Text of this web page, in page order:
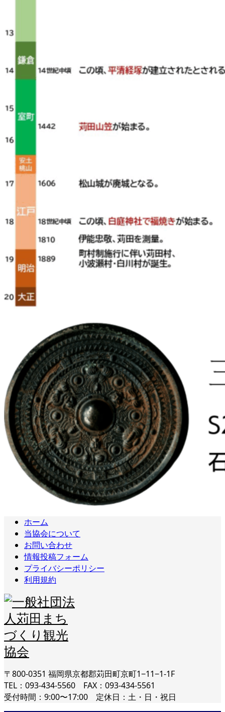
ホーム
当協会について
お問い合わせ
情報投稿フォーム
プライバシーポリシー
利用規約
〒800-0351 福岡県京都郡苅田町京町1−11−1-1F
TEL：093-434-5560 FAX：093-434-5561
受付時間：9:00〜17:00 定休日：土・日・祝日